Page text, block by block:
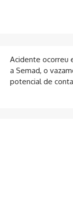
Acidente ocorreu
a Semad, o
potencial de